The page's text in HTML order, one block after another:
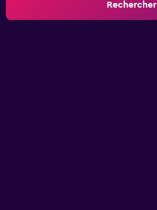
Rechercher